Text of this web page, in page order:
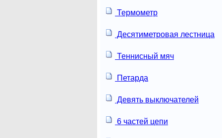
Термометр
Десятиметровая лестница
Теннисный мяч
Петарда
Девять выключателей
6 частей цепи